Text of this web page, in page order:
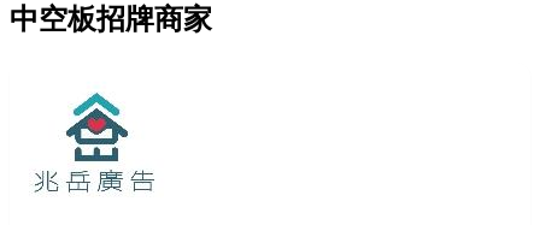
中空板招牌商家